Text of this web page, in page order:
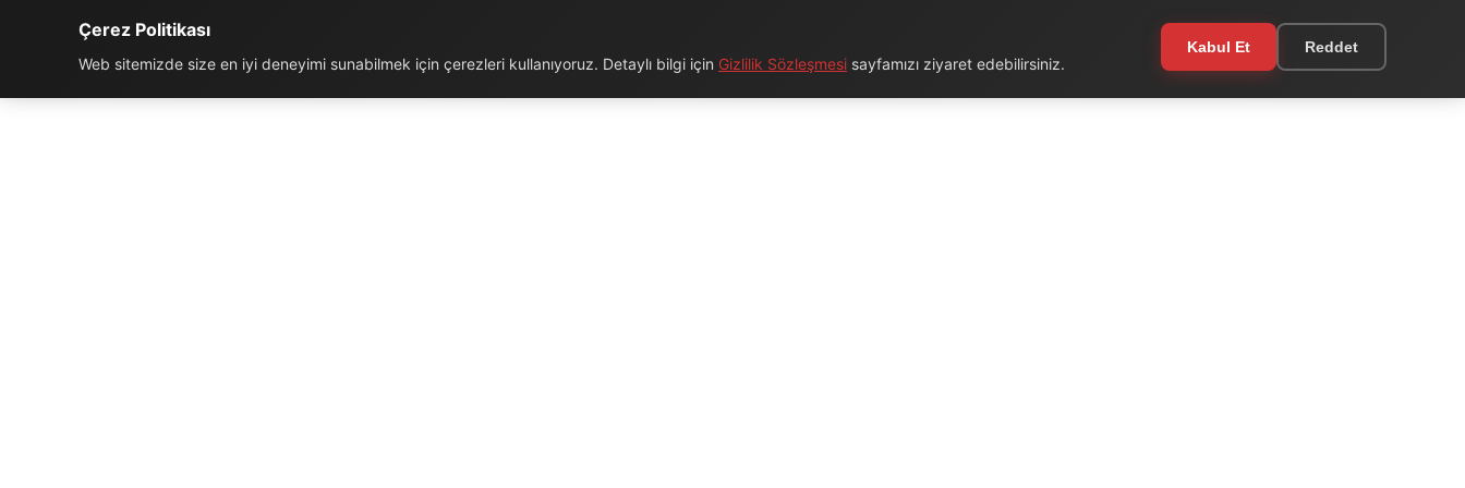
Çerez Politikası
Web sitemizde size en iyi deneyimi sunabilmek için çerezleri kullanıyoruz. Detaylı bilgi için Gizlilik Sözleşmesi sayfamızı ziyaret edebilirsiniz.
Kabul Et Reddet